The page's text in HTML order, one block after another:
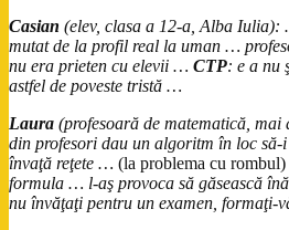
Casian (elev, clasa a 12-a, Alba
mutat de la profil real la uman …
nu era prieten cu elevii … CTP: e a nu
astfel de poveste tristă …
Laura (profesoară de matematică,
din profesori dau un algoritm în loc să-
învaţă reţete … (la problema cu rombul)
formula … l-aş provoca să găsească
nu învăţaţi pentru un examen, formaţi-